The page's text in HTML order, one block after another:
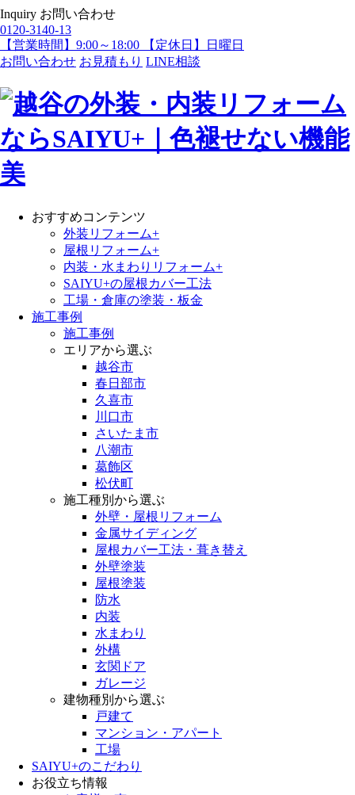
Inquiry お問い合わせ
0120-3140-13
【営業時間】9:00～18:00 【定休日】日曜日
お問い合わせ お見積もり LINE相談
おすすめコンテンツ
外装リフォーム+
屋根リフォーム+
内装・水まわりリフォーム+
SAIYU+の屋根カバー工法
工場・倉庫の塗装・板金
施工事例
施工事例
エリアから選ぶ
越谷市
春日部市
久喜市
川口市
さいたま市
八潮市
葛飾区
松伏町
施工種別から選ぶ
外壁・屋根リフォーム
金属サイディング
屋根カバー工法・葺き替え
外壁塗装
屋根塗装
防水
内装
水まわり
外構
玄関ドア
ガレージ
建物種別から選ぶ
戸建て
マンション・アパート
工場
SAIYU+のこだわり
お役立ち情報